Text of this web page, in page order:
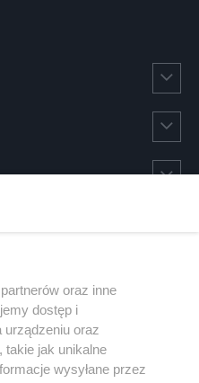
oraz inne
dostęp i
urządzeniu oraz
takie jak unikalne
wysyłane przez